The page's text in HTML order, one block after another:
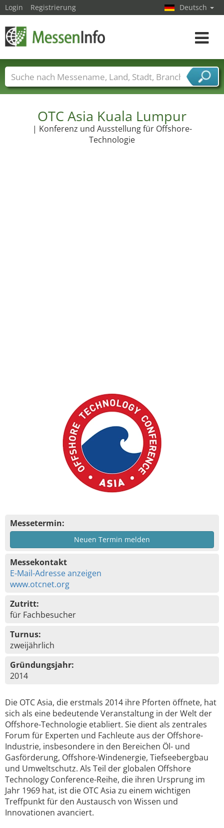
OTC Asia Kuala Lumpur
| Konferenz und Ausstellung für Offshore-
Technologie
Messetermin:
Neuen Termin melden
Messekontakt
E-Mail-Adresse anzeigen
www.otcnet.org
Zutritt:
für Fachbesucher
Turnus:
zweijährlich
Gründungsjahr:
2014
Die OTC Asia, die erstmals 2014 ihre Pforten öffnete, hat
sich als eine bedeutende Veranstaltung in der Welt der
Offshore-Technologie etabliert. Sie dient als zentrales
Forum für Experten und Fachleute aus der Offshore-
Industrie, insbesondere in den Bereichen Öl- und
Gasförderung, Offshore-Windenergie, Tiefseebergbau
und Umweltschutz. Als Teil der globalen Offshore
Technology Conference-Reihe, die ihren Ursprung im
Jahr 1969 hat, ist die OTC Asia zu einem wichtigen
Treffpunkt für den Austausch von Wissen und
Innovationen avanciert.
Login Registrierung Deutsch
Toggle
Messenamen Länder Städte
Branchen